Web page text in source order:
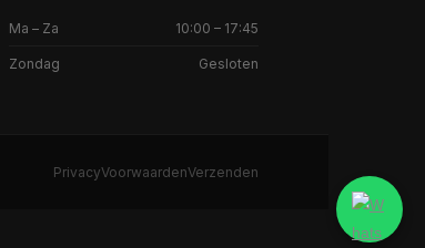
Ma – Za 10:00 – 17:45
Zondag Gesloten
PrivacyVoorwaardenVerzenden